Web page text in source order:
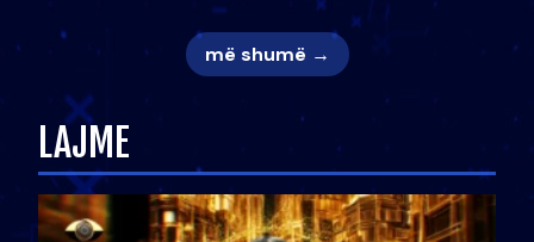
më shumë →
LAJME